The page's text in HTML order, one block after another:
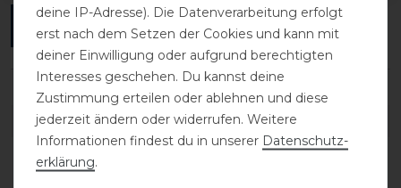
ANMELDEN
DETAILS ZUR PRODUKTSICHERHEIT
deine IP-Adresse). Die Datenverarbeitung erfolgt
erst nach dem Setzen der Cookies und kann mit
deiner Einwilligung oder aufgrund berechtigten
Interesses geschehen. Du kannst deine
Zustimmung erteilen oder ablehnen und diese
jederzeit ändern oder widerrufen. Weitere
Informationen findest du in unserer Daten­schutz­
erklärung.